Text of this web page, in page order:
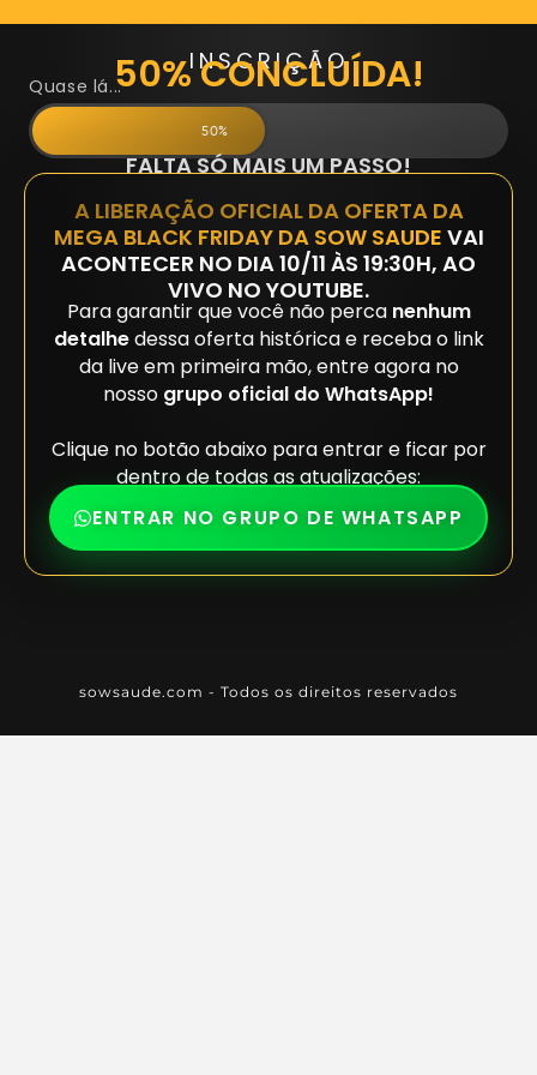
INSCRIÇÃO
50% CONCLUÍDA!
Quase lá...
50%
FALTA SÓ MAIS UM PASSO!
A LIBERAÇÃO OFICIAL DA OFERTA DA
MEGA BLACK FRIDAY DA SOW SAUDE VAI
ACONTECER NO DIA 10/11 ÀS 19:30H, AO
VIVO NO YOUTUBE.
Para garantir que você não perca nenhum
detalhedessa oferta histórica e receba o link
da live em primeira mão, entre agora no
nosso grupo oficial do WhatsApp!
Clique no botão abaixo para entrar e ficar por
dentro de todas as atualizações:
ENTRAR NO GRUPO DE WHATSAPP
sowsaude.com - Todos os direitos reservados